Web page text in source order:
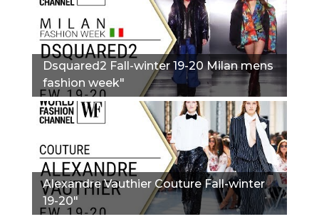
Dsquared2 Fall-winter 19-20 Milan mens
fashion week"
Alexandre Vauthier Couture Fall-winter
19-20"